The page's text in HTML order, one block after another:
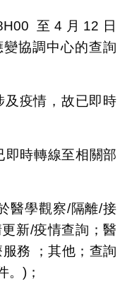
至4月12日
協調中心的查詢
疫情，故已即時
即時轉線至相關部
醫學觀察/隔離/接
新/疫情查詢；醫
務 ；其他；查詢
。)；